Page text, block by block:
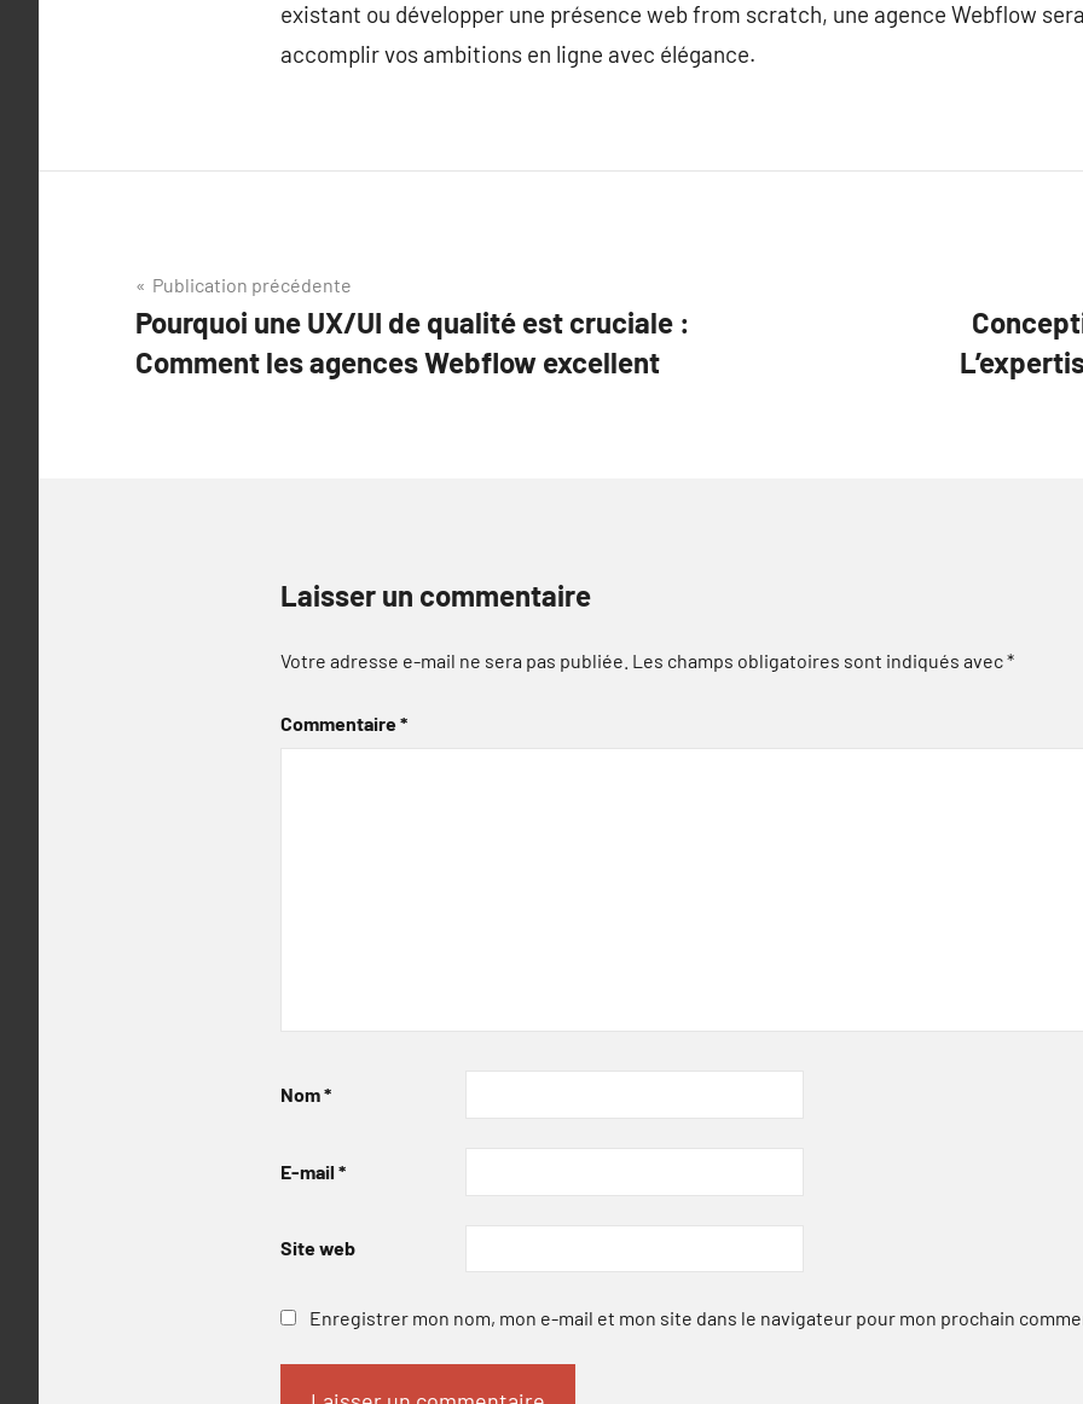
existant ou développer une présence web from scratch, une agence Webflow
accomplir vos ambitions en ligne avec élégance.
Navigation
de
l’article
Publication précédente
Pourquoi une UX/UI de qualité est cruciale :
Comment les agences Webflow excellent
Laisser un commentaire
Votre adresse e-mail ne sera pas publiée. Les champs obligatoires sont indiqués avec*
Commentaire*
Nom*
E-mail *
Site web
Enregistrer mon nom, mon e-mail et mon site dans le navigateur pour mon prochain